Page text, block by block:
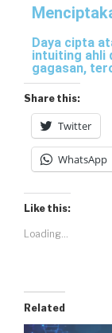
Daya cipta
intuiting ahli
gagasan,
Share this:
Twitter
WhatsApp
Like this:
Loading...
Related